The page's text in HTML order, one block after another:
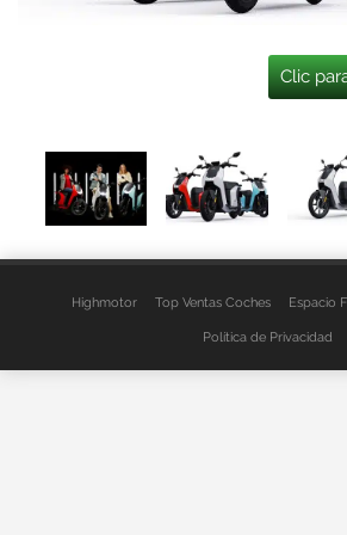
Clic
Highmotor Top Ventas Coches Espacio
Política de Privacidad